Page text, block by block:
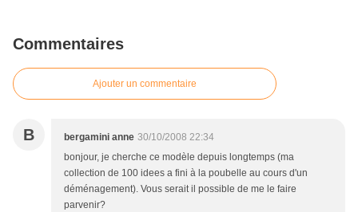
Commentaires
Ajouter un commentaire
B bergamini anne 30/10/2008 22:34
bonjour, je cherche ce modèle depuis longtemps (ma
collection de 100 idees a fini à la poubelle au cours d'un
déménagement). Vous serait il possible de me le faire
parvenir?